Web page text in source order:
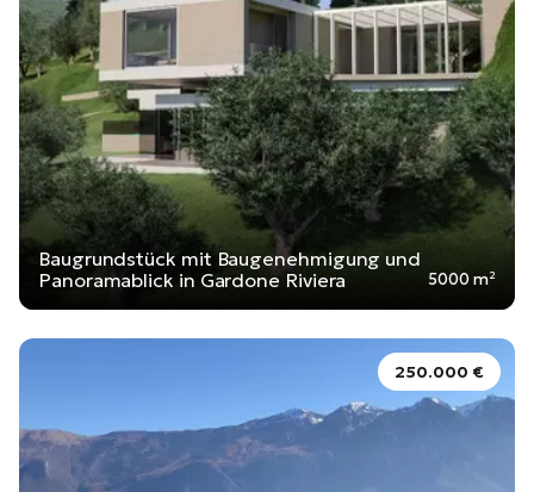
Baugrundstück mit Baugenehmigung und
Panoramablick in Gardone Riviera
5000 m²
250.000 €